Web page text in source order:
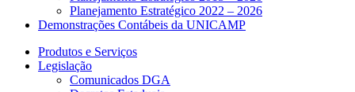
Planejamento Estratégico 2022 – 2026
Demonstrações Contábeis da UNICAMP
Produtos e Serviços
Legislação
Comunicados DGA